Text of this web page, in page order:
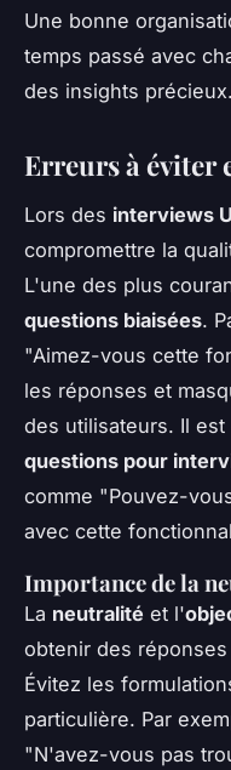
Une bonne
temps passé avec
des insights précieux.
Erreurs à éviter
Lors des interviews
compromettre la
L'une des plus
questions biaisées.
"Aimez-vous cette
les réponses et
des utilisateurs. Il
questions pour
comme "Pouvez-
avec cette
Importance de la
La neutralité et l'
obtenir des
Évitez les
particulière. Par
"N'avez-vous pas